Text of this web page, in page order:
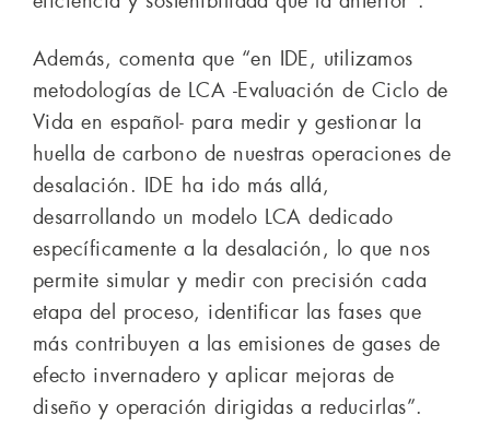
Además, comenta que “en IDE, utilizamos
metodologías de LCA -Evaluación de Ciclo de
Vida en español- para medir y gestionar la
huella de carbono de nuestras operaciones de
desalación. IDE ha ido más allá,
desarrollando un modelo LCA dedicado
específicamente a la desalación, lo que nos
permite simular y medir con precisión cada
etapa del proceso, identificar las fases que
más contribuyen a las emisiones de gases de
efecto invernadero y aplicar mejoras de
diseño y operación dirigidas a reducirlas”.